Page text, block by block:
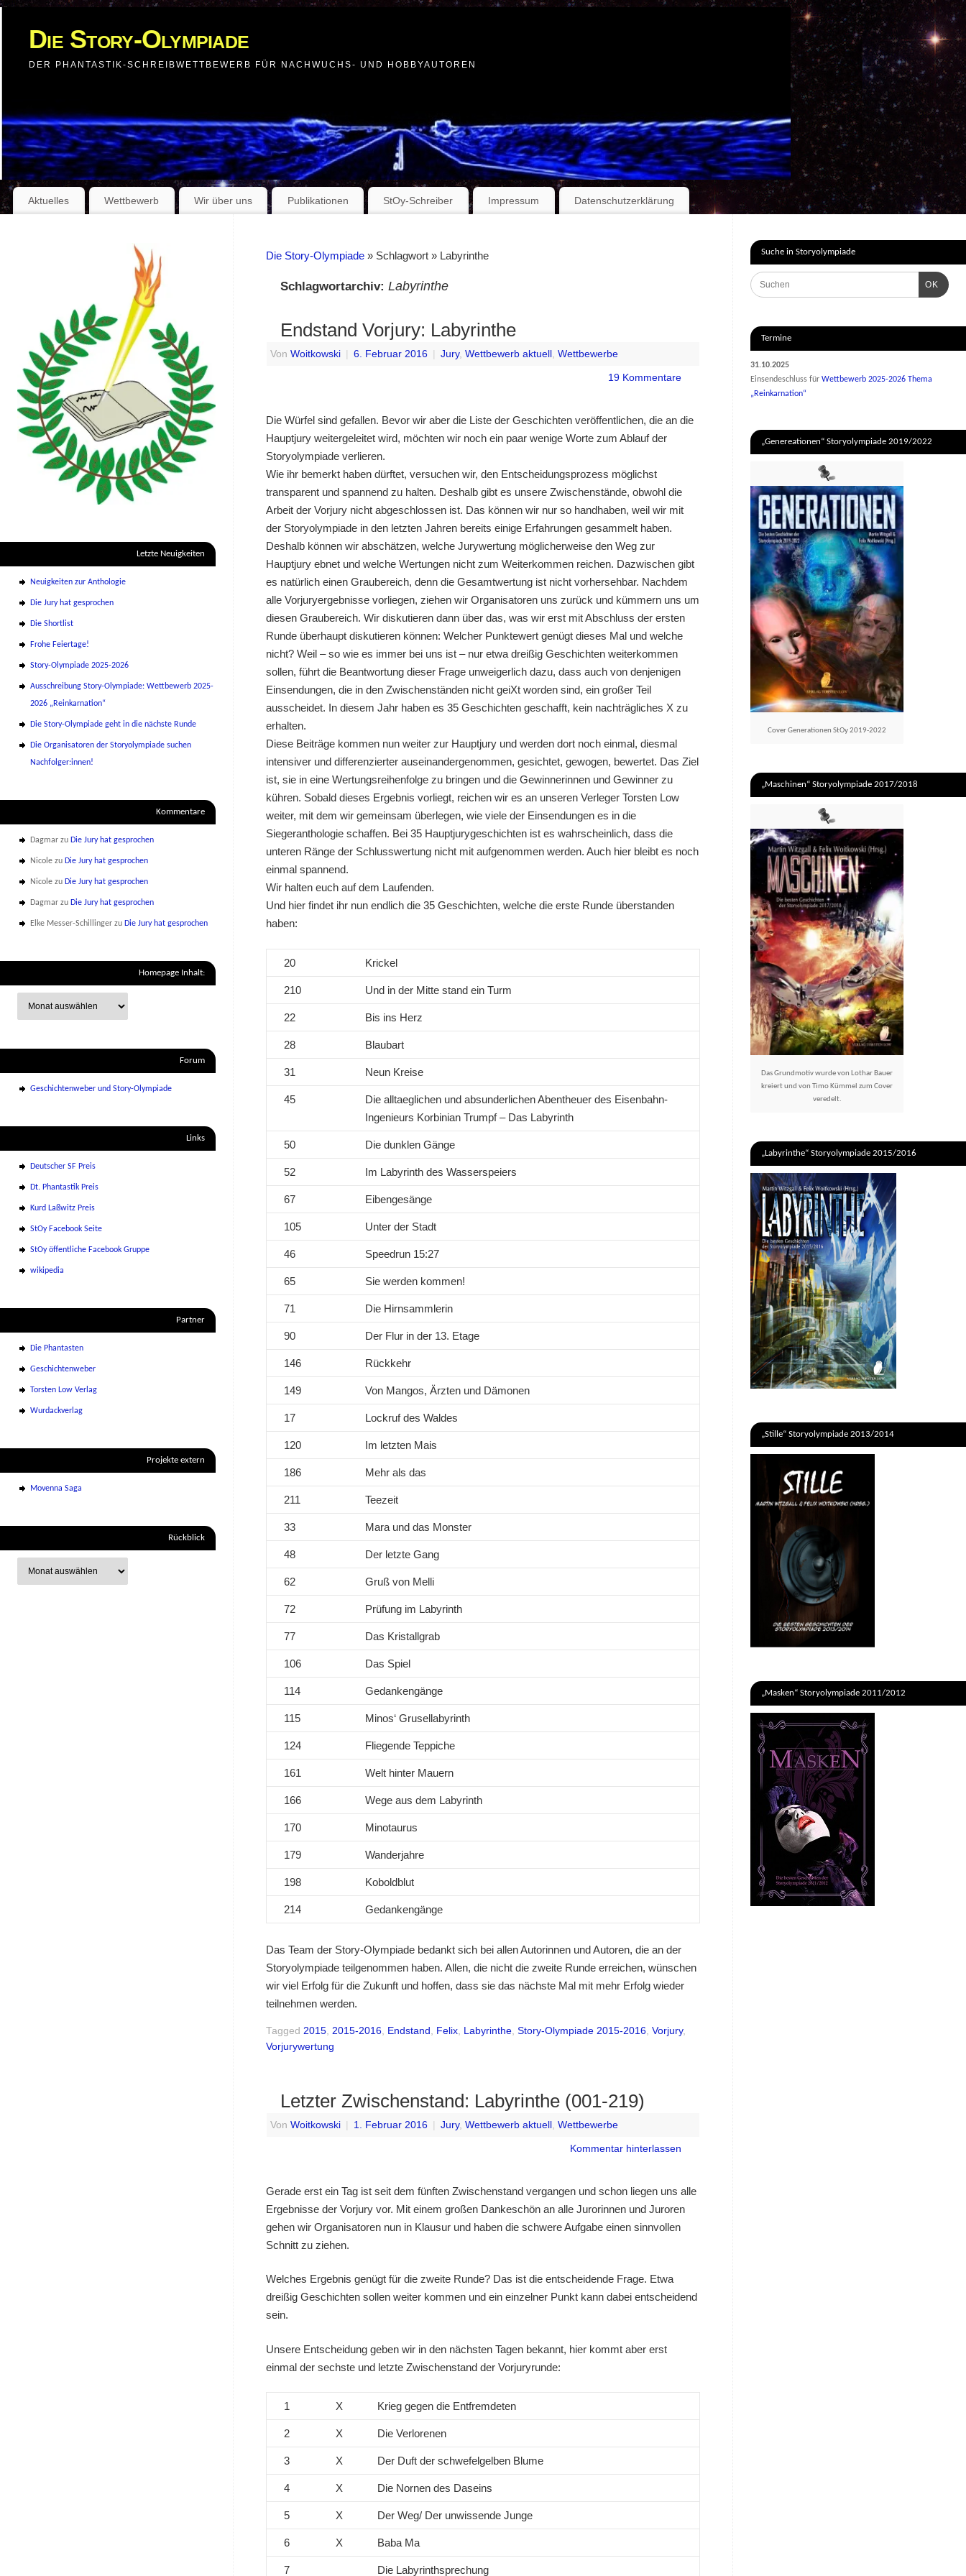
Die Story-Olympiade
DER PHANTASTIK-SCHREIBWETTBEWERB FÜR NACHWUCHS- UND HOBBYAUTOREN
Aktuelles Wettbewerb Wir über uns Publikationen StOy-Schreiber Impressum Datenschutzerklärung
Die Story-Olympiade » Schlagwort » Labyrinthe
Schlagwortarchiv: Labyrinthe
Endstand Vorjury: Labyrinthe
Von Woitkowski 6. Februar 2016 Jury, Wettbewerb aktuell , Wettbewerbe
19 Kommentare
Die Würfel sind gefallen. Bevor wir aber die Liste der Geschichten veröffentlichen, die an die
Hauptjury weitergeleitet wird, möchten wir noch ein paar wenige Worte zum Ablauf der
Storyolympiade verlieren.
Wie ihr bemerkt haben dürftet, versuchen wir, den Entscheidungsprozess möglichst
transparent und spannend zu halten. Deshalb gibt es unsere Zwischenstände, obwohl die
Arbeit der Vorjury nicht abgeschlossen ist. Das können wir nur so handhaben, weil wir mit
der Storyolympiade in den letzten Jahren bereits einige Erfahrungen gesammelt haben.
Deshalb können wir abschätzen, welche Jurywertung möglicherweise den Weg zur
Hauptjury ebnet und welche Wertungen nicht zum Weiterkommen reichen. Dazwischen gibt
es natürlich einen Graubereich, denn die Gesamtwertung ist nicht vorhersehbar. Nachdem
alle Vorjuryergebnisse vorliegen, ziehen wir Organisatoren uns zurück und kümmern uns um
diesen Graubereich. Wir diskutieren dann über das, was wir erst mit Abschluss der ersten
Runde überhaupt diskutieren können: Welcher Punktewert genügt dieses Mal und welche
nicht? Weil – so wie es immer bei uns ist – nur etwa dreißig Geschichten weiterkommen
sollen, führt die Beantwortung dieser Frage unweigerlich dazu, dass auch von denjenigen
Einsendungen, die in den Zwischenständen nicht geiXt worden sind, ein großer Teil
ausscheidet. In diesem Jahr haben es 35 Geschichten geschafft, kein nachträgliches X zu
erhalten.
Diese Beiträge kommen nun weiter zur Hauptjury und werden dort noch einmal, diesmal
intensiver und differenzierter auseinandergenommen, gesichtet, gewogen, bewertet. Das Ziel
ist, sie in eine Wertungsreihenfolge zu bringen und die Gewinnerinnen und Gewinner zu
kühren. Sobald dieses Ergebnis vorliegt, reichen wir es an unseren Verleger Torsten Low
weiter, mit dem wir gemeinsam überlegen, wie viele der Einsendungen es in die
Siegeranthologie schaffen. Bei 35 Hauptjurygeschichten ist es wahrscheinlich, dass die
unteren Ränge der Schlusswertung nicht mit aufgenommen werden. Auch hier bleibt es noch
einmal spannend.
Wir halten euch auf dem Laufenden.
Und hier findet ihr nun endlich die 35 Geschichten, welche die erste Runde überstanden
haben:
20 Krickel
210 Und in der Mitte stand ein Turm
22 Bis ins Herz
28 Blaubart
31 Neun Kreise
45
Die alltaeglichen und absunderlichen Abentheuer des Eisenbahn­
Ingenieurs Korbinian Trumpf – Das Labyrinth
50 Die dunklen Gänge
52 Im Labyrinth des Wasserspeiers
67 Eibengesänge
105 Unter der Stadt
46 Speedrun 15:27
65 Sie werden kommen!
71 Die Hirnsammlerin
90 Der Flur in der 13. Etage
146 Rückkehr
149 Von Mangos, Ärzten und Dämonen
17 Lockruf des Waldes
120 Im letzten Mais
186 Mehr als das
211 Teezeit
33 Mara und das Monster
48 Der letzte Gang
62 Gruß von Melli
72 Prüfung im Labyrinth
77 Das Kristallgrab
106 Das Spiel
114 Gedankengänge
115 Minos‘ Grusellabyrinth
124 Fliegende Teppiche
161 Welt hinter Mauern
166 Wege aus dem Labyrinth
170 Minotaurus
179 Wanderjahre
198 Koboldblut
214 Gedankengänge
Das Team der Story-Olympiade bedankt sich bei allen Autorinnen und Autoren, die an der
Storyolympiade teilgenommen haben. Allen, die nicht die zweite Runde erreichen, wünschen
wir viel Erfolg für die Zukunft und hoffen, dass sie das nächste Mal mit mehr Erfolg wieder
teilnehmen werden.
Tagged 2015 2015-2016 Endstand Felix Labyrinthe Story-Olympiade 2015-2016 Vorjury,
Vorjurywertung
Letzter Zwischenstand: Labyrinthe (001-219)
Von Woitkowski 1. Februar 2016 Jury, Wettbewerb aktuell Wettbewerbe
Kommentar hinterlassen
Gerade erst ein Tag ist seit dem fünften Zwischenstand vergangen und schon liegen uns alle
Ergebnisse der Vorjury vor. Mit einem großen Dankeschön an alle Jurorinnen und Juroren
gehen wir Organisatoren nun in Klausur und haben die schwere Aufgabe einen sinnvollen
Schnitt zu ziehen.
Welches Ergebnis genügt für die zweite Runde? Das ist die entscheidende Frage. Etwa
dreißig Geschichten sollen weiter kommen und ein einzelner Punkt kann dabei entscheidend
sein.
Unsere Entscheidung geben wir in den nächsten Tagen bekannt, hier kommt aber erst
einmal der sechste und letzte Zwischenstand der Vorjuryrunde:
1 X Krieg gegen die Entfremdeten
2 X Die Verlorenen
3 X Der Duft der schwefelgelben Blume
4 X Die Nornen des Daseins
5 X Der Weg/ Der unwissende Junge
6 X Baba Ma
7 Die Labyrinthsprechung
Letzte Neuigkeiten
Neuigkeiten zur Anthologie
Die Jury hat gesprochen
Die Shortlist
Frohe Feiertage!
Story-Olympiade 2025-2026
Ausschreibung Story-Olympiade: Wettbewerb 2025-
2026 „Reinkarnation“
Die Story-Olympiade geht in die nächste Runde
Die Organisatoren der Storyolympiade suchen
Nachfolger:innen!
Kommentare
Dagmar zu Die Jury hat gesprochen
Nicole zu Die Jury hat gesprochen
Nicole zu Die Jury hat gesprochen
Dagmar zu Die Jury hat gesprochen
Elke Messer-Schillinger zu Die Jury hat gesprochen
Homepage Inhalt:
Forum
Geschichtenweber und Story-Olympiade
Links
Deutscher SF Preis
Dt. Phantastik Preis
Kurd Laßwitz Preis
StOy Facebook Seite
StOy öffentliche Facebook Gruppe
wikipedia
Partner
Die Phantasten
Geschichtenweber
Torsten Low Verlag
Wurdackverlag
Projekte extern
Movenna Saga
Rückblick
Suche in Storyolympiade
OK
Termine
31.10.2025
Einsendeschluss für Wettbewerb 2025-2026 Thema
„Reinkarnation“
„Genereationen“ Storyolympiade 2019/2022
Cover Generationen StOy 2019-2022
„Maschinen“ Storyolympiade 2017/2018
Das Grundmotiv wurde von Lothar Bauer
kreiert und von Timo Kümmel zum Cover
veredelt.
„Labyrinthe“ Storyolympiade 2015/2016
„Stille“ Storyolympiade 2013/2014
„Masken“ Storyolympiade 2011/2012